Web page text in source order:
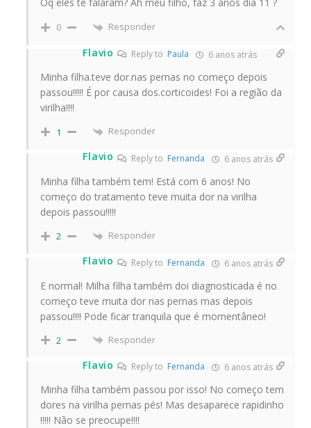
Oq eles te falaram? Ah meu filho, faz 3 anos dia 11 ?
0 Responder
Flavio Reply to Paula 6 anos atrás
Minha filha.teve dor.nas pernas no começo depois
passou!!!!! É por causa dos.corticoides! Foi a região da
virilha!!!!
1 Responder
Flavio Reply to Fernanda 6 anos atrás
Minha filha também tem! Está com 6 anos! No
começo do tratamento teve muita dor na virilha
depois passou!!!!!
2 Responder
Flavio Reply to Fernanda 6 anos atrás
E normal! Milha filha também doi diagnosticada é no
começo teve muita dor nas pernas mas depois
passou!!!! Pode ficar tranquila que é momentâneo!
2 Responder
Flavio Reply to Fernanda 6 anos atrás
Minha filha também passou por isso! No começo tem
dores na virilha pernas pés! Mas desaparece rapidinho
!!!!! Não se preocupe!!!!